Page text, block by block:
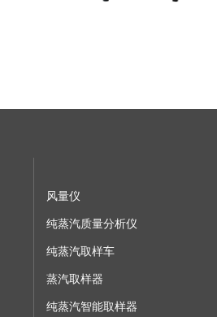
风量仪
纯蒸汽质量分析仪
纯蒸汽取样车
蒸汽取样器
纯蒸汽智能取样器